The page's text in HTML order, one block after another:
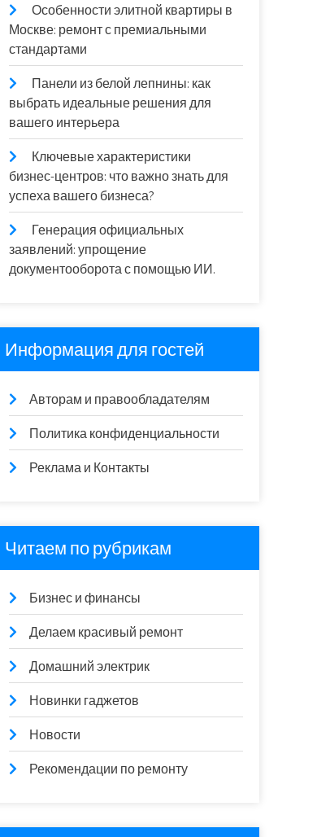
Особенности элитной квартиры в
Москве: ремонт с премиальными
стандартами
Панели из белой лепнины: как
выбрать идеальные решения для
вашего интерьера
Ключевые характеристики
бизнес-центров: что важно знать для
успеха вашего бизнеса?
Генерация официальных
заявлений: упрощение
документооборота с помощью ИИ.
Информация для гостей
Авторам и правообладателям
Политика конфиденциальности
Реклама и Контакты
Читаем по рубрикам
Бизнес и финансы
Делаем красивый ремонт
Домашний электрик
Новинки гаджетов
Новости
Рекомендации по ремонту